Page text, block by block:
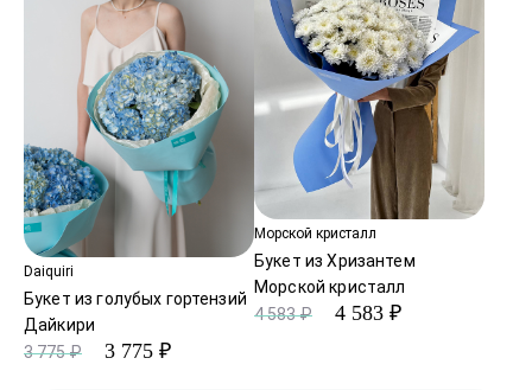
Daiquiri
Букет из голубых гортензий
Дайкири
3 775 ₽
3 775 ₽
Морской кристалл
Букет из Хризантем
Морской кристалл
4 583 ₽
4 583 ₽